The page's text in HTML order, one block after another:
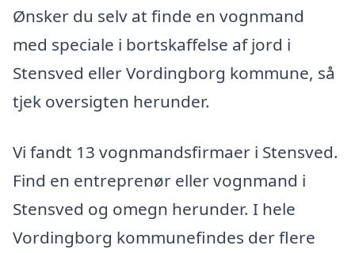
Ønsker du selv at finde en vognmand
med speciale i bortskaffelse af jord i
Stensved eller Vordingborg kommune, så
tjek oversigten herunder.
Vi fandt 13 vognmandsfirmaer i Stensved.
Find en entreprenør eller vognmand i
Stensved og omegn herunder. I hele
Vordingborg kommunefindes der flere